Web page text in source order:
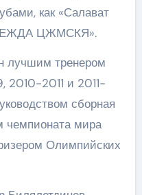
как «Салават
ЦЖМСКЯ».
лучшим тренером
2011 и 2011-
сборная
чемпионата мира
Олимпийских